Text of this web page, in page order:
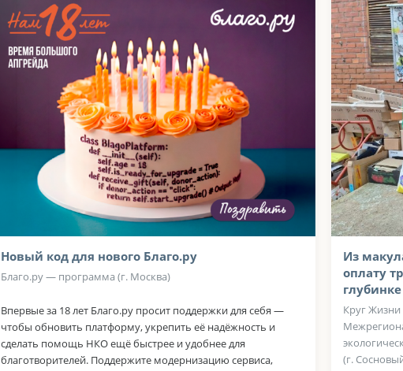
Новый код для нового Благо.ру
Благо.ру — программа (г. Москва)
Впервые за 18 лет Благо.ру просит поддержки для себя —
чтобы обновить платформу, укрепить её надёжность и
сделать помощь НКО ещё быстрее и удобнее для
благотворителей. Поддержите модернизацию сервиса,
Из
оплату
глубинке
Круг
(г.